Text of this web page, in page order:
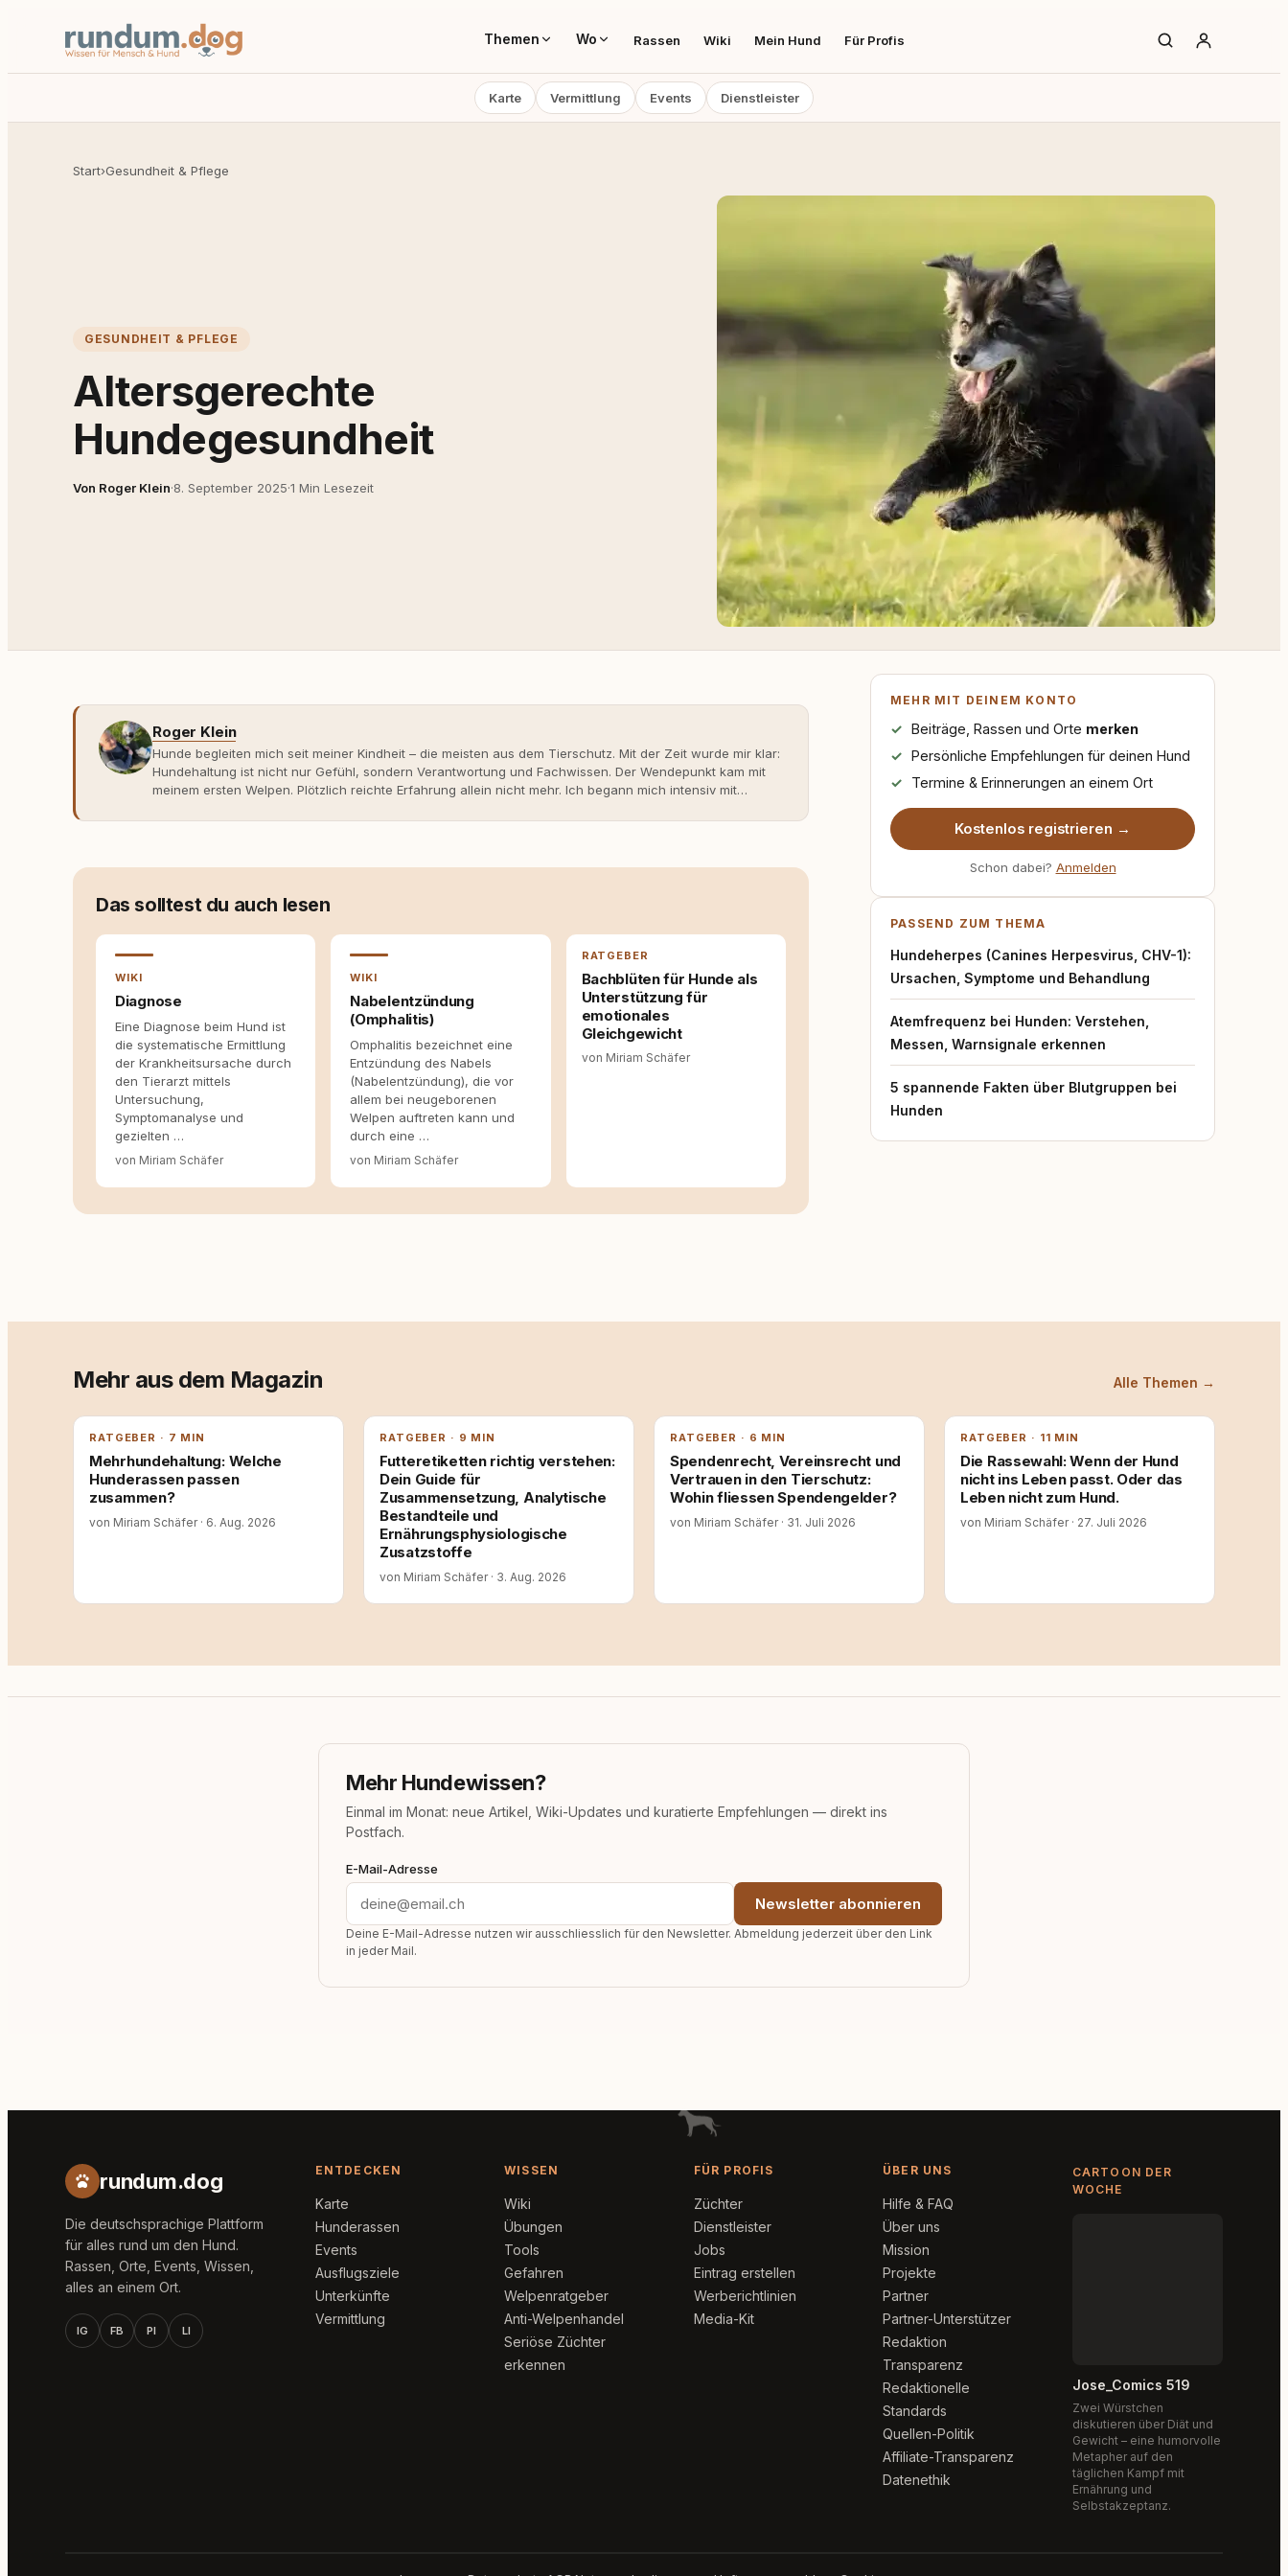
Themen Wo Rassen Wiki Mein Hund Für Profis
Karte Vermittlung Events Dienstleister
Start›Gesundheit & Pflege
GESUNDHEIT & PFLEGE
Altersgerechte
Hundegesundheit
Von Roger Klein·8. September 2025·1 Min Lesezeit
Roger Klein
Hunde begleiten mich seit meiner Kindheit – die meisten aus dem Tierschutz. Mit der Zeit wurde mir klar:
Hundehaltung ist nicht nur Gefühl, sondern Verantwortung und Fachwissen. Der Wendepunkt kam mit
meinem ersten Welpen. Plötzlich reichte Erfahrung allein nicht mehr. Ich begann mich intensiv mit
Erfahrung entsteht echte Bindung dort, wo Verständnis Wissen ersetzt – nicht umgekehrt. Aus dieser
Das solltest du auch lesen
WIKI
Diagnose
Eine Diagnose beim Hund ist
die systematische Ermittlung
der Krankheitsursache durch
den Tierarzt mittels
Untersuchung,
Symptomanalyse und
gezielten …
von Miriam Schäfer
WIKI
Nabelentzündung
(Omphalitis)
Omphalitis bezeichnet eine
Entzündung des Nabels
(Nabelentzündung), die vor
allem bei neugeborenen
Welpen auftreten kann und
durch eine …
von Miriam Schäfer
RATGEBER
Bachblüten für Hunde als
Unterstützung für
emotionales
Gleichgewicht
von Miriam Schäfer
MEHR MIT DEINEM KONTO
Beiträge, Rassen und Orte merken
Persönliche Empfehlungen für deinen Hund
Termine & Erinnerungen an einem Ort
Kostenlos registrieren →
Schon dabei? Anmelden
PASSEND ZUM THEMA
Hundeherpes (Canines Herpesvirus, CHV-1):
Ursachen, Symptome und Behandlung
Atemfrequenz bei Hunden: Verstehen,
Messen, Warnsignale erkennen
5 spannende Fakten über Blutgruppen bei
Hunden
Mehr aus dem Magazin Alle Themen →
RATGEBER · 7 MIN
Mehrhundehaltung: Welche
Hunderassen passen
zusammen?
von Miriam Schäfer · 6. Aug. 2026
RATGEBER · 9 MIN
Futteretiketten richtig verstehen:
Dein Guide für
Zusammensetzung, Analytische
Bestandteile und
Ernährungsphysiologische
Zusatzstoffe
von Miriam Schäfer · 3. Aug. 2026
RATGEBER · 6 MIN
Spendenrecht, Vereinsrecht und
Vertrauen in den Tierschutz:
Wohin fliessen Spendengelder?
von Miriam Schäfer · 31. Juli 2026
RATGEBER · 11 MIN
Die Rassewahl: Wenn der Hund
nicht ins Leben passt. Oder das
Leben nicht zum Hund.
von Miriam Schäfer · 27. Juli 2026
Mehr Hundewissen?
Einmal im Monat: neue Artikel, Wiki-Updates und kuratierte Empfehlungen — direkt ins
Postfach.
E-Mail-Adresse
Newsletter abonnieren
Deine E-Mail-Adresse nutzen wir ausschliesslich für den Newsletter. Abmeldung jederzeit über den Link
in jeder Mail.
rundum.dog
Die deutschsprachige Plattform
für alles rund um den Hund.
Rassen, Orte, Events, Wissen,
alles an einem Ort.
IG FB PI LI
ENTDECKEN
Karte
Hunderassen
Events
Ausflugsziele
Unterkünfte
Vermittlung
WISSEN
Wiki
Übungen
Tools
Gefahren
Welpenratgeber
Anti-Welpenhandel
Seriöse Züchter
erkennen
FÜR PROFIS
Züchter
Dienstleister
Jobs
Eintrag erstellen
Werberichtlinien
Media-Kit
ÜBER UNS
Hilfe & FAQ
Über uns
Mission
Projekte
Partner
Partner-Unterstützer
Redaktion
Transparenz
Redaktionelle
Standards
Quellen-Politik
Affiliate-Transparenz
Datenethik
CARTOON DER
WOCHE
Jose_Comics 519
Zwei Würstchen
diskutieren über Diät und
Gewicht – eine humorvolle
Metapher auf den
täglichen Kampf mit
Ernährung und
Selbstakzeptanz.